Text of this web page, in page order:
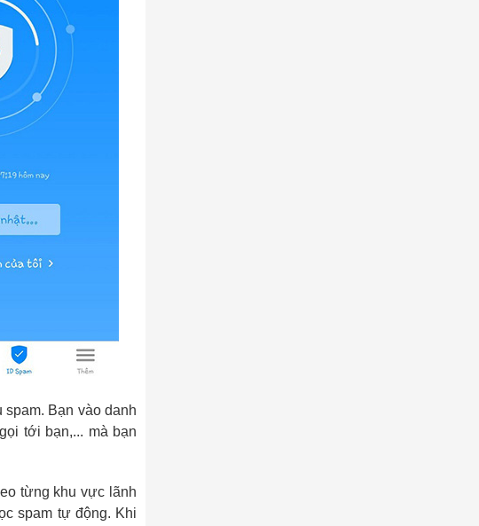
spam. Bạn vào danh
tới bạn,... mà bạn
từng khu vực lãnh
spam tự động. Khi